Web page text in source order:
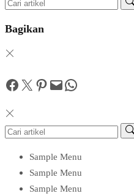
Bagikan
Facebook
Twitter
Pinterest
MailWhatsApp
Sample Menu
Sample Menu
Sample Menu